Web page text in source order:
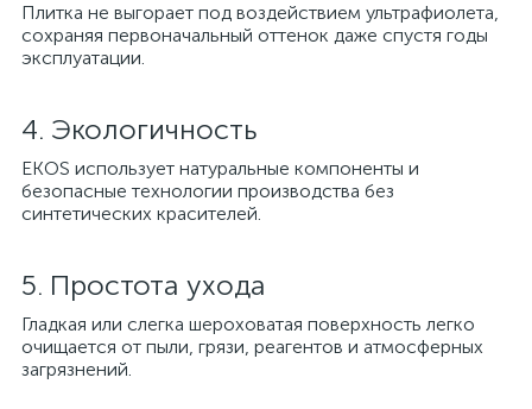
Плитка не выгорает под воздействием ультрафиолета,
сохраняя первоначальный оттенок даже спустя годы
эксплуатации.
4. Экологичность
EKOS использует натуральные компоненты и
безопасные технологии производства без
синтетических красителей.
5. Простота ухода
Гладкая или слегка шероховатая поверхность легко
очищается от пыли, грязи, реагентов и атмосферных
загрязнений.